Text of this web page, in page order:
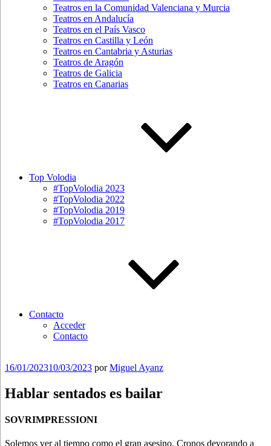
Teatros en la Comunidad Valenciana y Murcia
Teatros en Andalucía
Teatros en el País Vasco
Teatros en Castilla y León
Teatros en Cantabria y Asturias
Teatros de Aragón
Teatros de Galicia
Teatros en Canarias
Top Volodia
#TopVolodia 2023
#TopVolodia 2022
#TopVolodia 2019
#TopVolodia 2017
Contacto
Acceder
Contacto
Publicado
16/01/202310/03/2023 porMiguel Ayanz
Hablar sentados es bailar
SOVRIMPRESSIONI
Solemos ver al tiempo como el gran asesino. Cronos devorando a